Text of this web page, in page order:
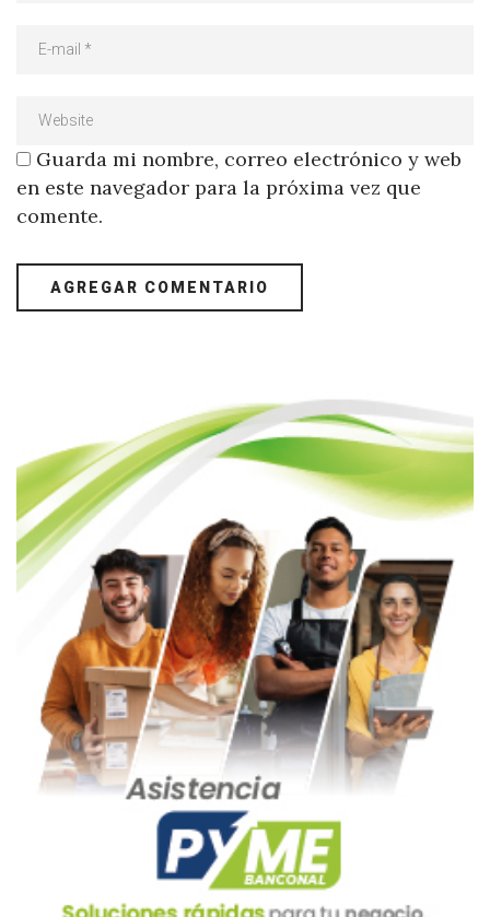
Guarda mi nombre, correo electrónico y web
en este navegador para la próxima vez que
comente.